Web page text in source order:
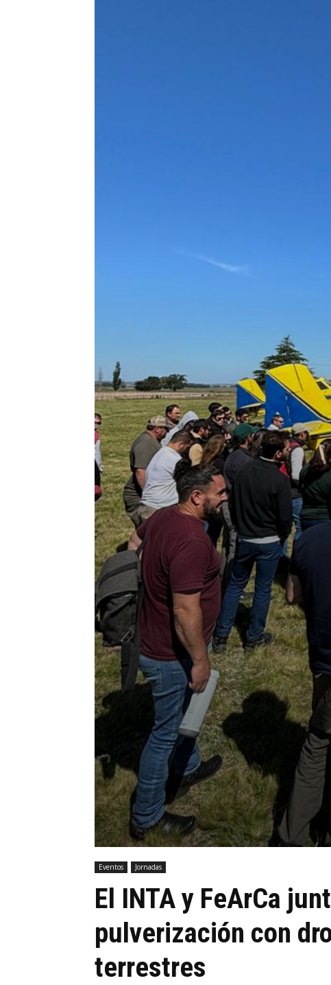
Eventos Jornadas
El INTA y FeArCa
pulverización con
terrestres